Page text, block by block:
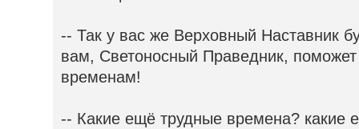
-- Так у вас же Верховный Наставник
вам, Светоносный Праведник,
временам!
-- Какие ещё трудные времена? какие